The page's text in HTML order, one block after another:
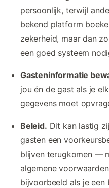
persoonlijk, terwijl
bekend platform
zekerheid, maar dan
een goed systeem
Gasteninformatie
jou én de gast als je
gegevens moet
Beleid. Dit kan lastig
gasten een
blijven terugkomen —
algemene
bijvoorbeeld als je